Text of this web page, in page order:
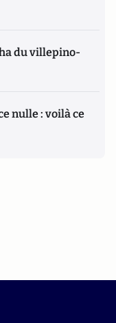
du villepino-
nulle : voilà ce